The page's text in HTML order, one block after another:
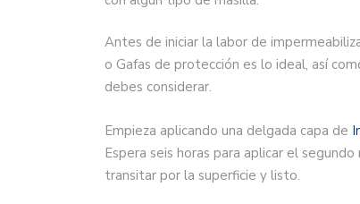
Antes de iniciar la labor de
o Gafas de protección es lo ideal, así
debes considerar.
Empieza aplicando una delgada capa de
Espera seis horas para aplicar el
transitar por la superficie y listo.